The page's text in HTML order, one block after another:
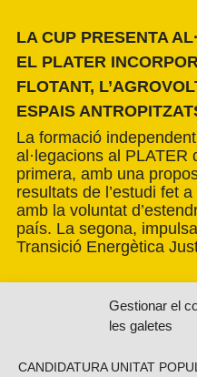
Gestionar el
les galetes
CANDIDATURA UNITAT
LA CUP PRESENTA
EL PLATER
FLOTANT,
ESPAIS
La formació
al·legacions al PLATER
primera, amb una
resultats de l’estudi fet
amb la voluntat
país. La segona,
Transició Energètica